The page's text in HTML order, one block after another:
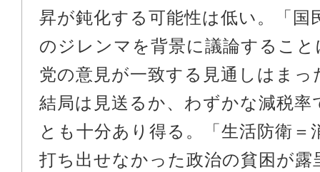
昇が鈍化する可能性は低い。「国
のジレンマを背景に議論するこ
党の意見が一致する見通しはまっ
結局は見送るか、わずかな減税率
とも十分あり得る。「生活防衛＝
打ち出せなかった政治の貧困が